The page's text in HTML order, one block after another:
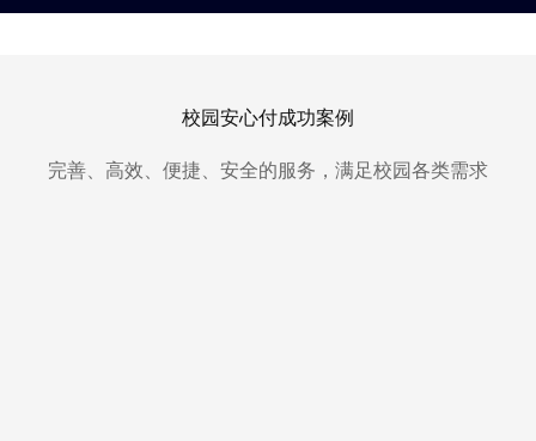
校园安心付成功案例
完善、高效、便捷、安全的服务，满足校园各类需求